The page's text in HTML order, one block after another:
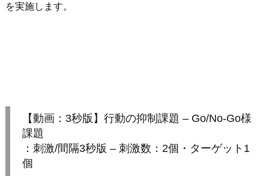
を実施します。
【動画：3秒版】行動の抑制課題 – Go/No-Go様
課題
：刺激/間隔3秒版 – 刺激数：2個・ターゲット1
個